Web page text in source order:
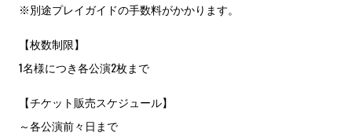
※別途プレイガイドの手数料がかかります。
【枚数制限】
1名様につき各公演2枚まで
【チケット販売スケジュール】
～各公演前々日まで